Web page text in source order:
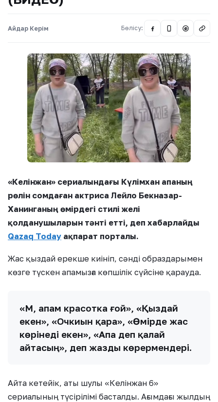
Айдар Керім Бөлісу: @
«Келінжан» сериалындағы Күлімхан апаның
рөлін сомдаған актриса Лейло Бекназар-
Ханинганың өмірдегі стилі желі
қолданушыларын тәнті етті, деп хабарлайды
Qazaq Today ақпарат порталы.
Жас қыздай ерекше киініп, сәнді образдарымен
көзге түскен апамызға көпшілік сүйсіне қарауда.
«Мәә, апам красотка ғой», «Қыздай
екен», «Очкиын қара», «Өмірде жас
көрінеді екен», «Апа деп қалай
айтасың», деп жазды көрермендері.
Айта кетейік, аты шулы «Келінжан 6»
сериалының түсірілімі басталды. Ағымдағы жылдың